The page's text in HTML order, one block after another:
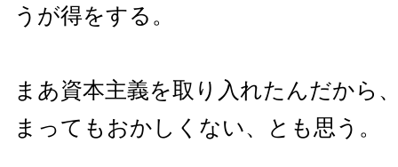
うが得をする。
まあ資本主義を取り入れたんだから
まってもおかしくない、とも思う。